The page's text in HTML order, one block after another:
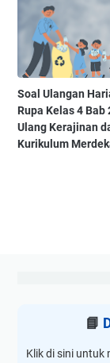
Soal Ulangan
Rupa Kelas 4 Bab
Ulang Kerajinan
Kurikulum
📘
Klik di sini untuk